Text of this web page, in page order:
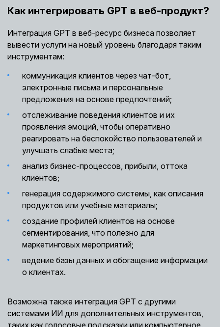
Как интегрировать GPT в веб-продукт?
Интеграция GPT в веб-ресурс бизнеса позволяет
вывести услуги на новый уровень благодаря таким
инструментам:
коммуникация клиентов через чат-бот,
электронные письма и персональные
предложения на основе предпочтений;
отслеживание поведения клиентов и их
проявления эмоций, чтобы оперативно
реагировать на беспокойство пользователей и
улучшать слабые места;
анализ бизнес-процессов, прибыли, оттока
клиентов;
генерация содержимого системы, как описания
продуктов или учебные материалы;
создание профилей клиентов на основе
сегментирования, что полезно для
маркетинговых мероприятий;
ведение базы данных и обогащение информации
о клиентах.
Возможна также интеграция GPT с другими
системами ИИ для дополнительных инструментов,